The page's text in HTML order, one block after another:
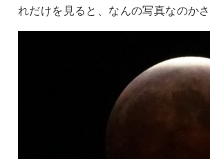
れだけを見ると、なんの写真なのか